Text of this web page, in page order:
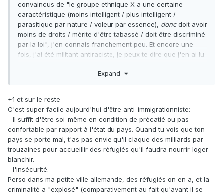
convaincus de "le groupe ethnique X a une certaine
caractéristique (moins intelligent / plus intelligent /
parasitique par nature / voleur par essence), doncdoit avoir
moins de droits / mérite d'être tabassé / doit être discriminé
par la loi", j'en connais franchement peu. Et encore une
fois, j'ai été militant antiraciste, je peux te dire que j'en ai lu
Expand
+1 et sur le reste
C'est super facile aujourd'hui d'être anti-immigrationniste:
- Il suffit d'être soi-même en condition de précatié ou pas
confortable par rapport à l'état du pays. Quand tu vois que ton
pays se porte mal, t'as pas envie qu'il claque des milliards par
trouzaines pour accueillir des réfugiés qu'il faudra nourrir-loger-
blanchir.
- l'insécurité.
Perso dans ma petite ville allemande, des réfugiés on en a, et la
criminalité a "explosé" (comparativement au fait qu'avant il se